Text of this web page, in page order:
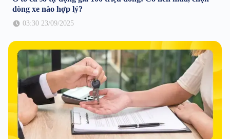
dòng xe nào hợp lý?
03:30 23/09/2025